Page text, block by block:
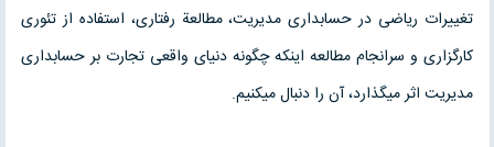
تغییرات ریاضی در حسابداری مدیریت، مطالعة رفتاری، استفاده از تئوری
کارگزاری و سرانجام مطالعه اینکه چگونه دنیای واقعی تجارت بر حسابداری
مدیریت اثر می‏گذارد، آن را دنبال می‏کنیم.